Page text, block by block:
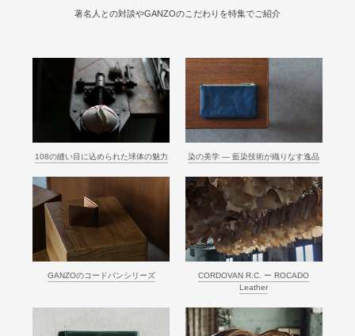
著名人との対談やGANZOのこだわりを特集でご紹介
108の縫い目に込められた球体の魅力 染の美学 ― 藍染技術が織りなす逸品
GANZOのコードバンシリーズ
CORDOVAN R.C. ー ROCADO
Leather